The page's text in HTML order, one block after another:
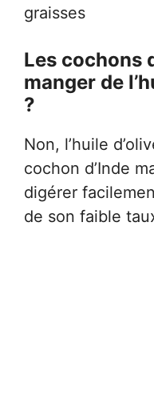
graisses
Les cochons
manger de
?
Non, l’huile
cochon d’Inde
digérer
de son faible